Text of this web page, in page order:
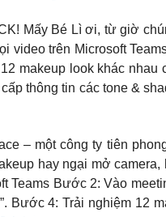
Mấy Bé Lì ơi, từ giờ
video trên Microsoft
makeup look khác
thông tin các tone &
– một công ty tiên
hay ngại mở
Bước 2: Vào
Bước 4: Trải nghiệm 12